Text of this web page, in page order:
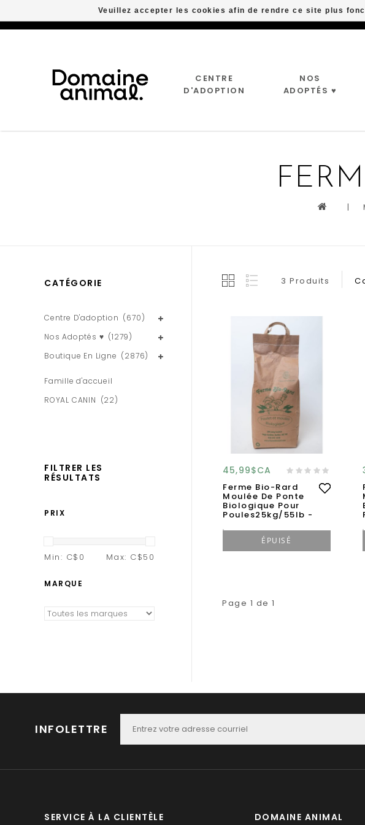
CENTRE
D'ADOPTION
NOS
ADOPTÉS ♥
|
CATÉGORIE
Centre D'adoption (670)
Nos Adoptés ♥ (1279)
Boutique En Ligne (2876)
Famille d'accueil
ROYAL CANIN (22)
FILTRER LES
RÉSULTATS
PRIX
Min: C$ 0 Max: C$50
MARQUE
3 Produits
45,99$CA
Ferme Bio-Rard
Moulée De Ponte
Biologique Pour
Poules25kg/55lb -
ÉPUISÉ
Page 1 de 1
INFOLETTRE
SERVICE À LA CLIENTÈLE DOMAINE ANIMAL
Veuillez accepter les cookies afin de rendre ce site plus